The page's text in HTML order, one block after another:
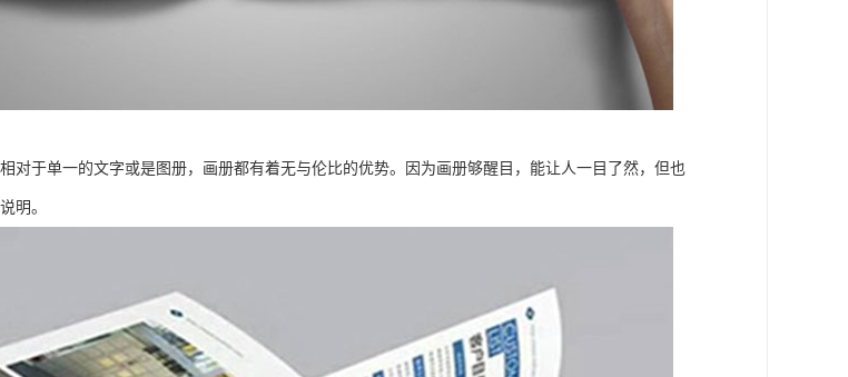
对于单一的文字或是图册，画册都有着无与伦比的优势。因为画册够醒目，能让人一目了然，但也
明。